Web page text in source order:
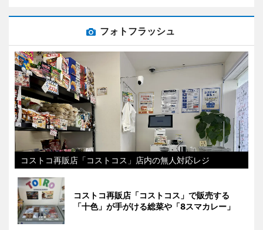
フォトフラッシュ
コストコ再販店「コストコス」店内の無人対応レジ
コストコ再販店「コストコス」で販売する
「十色」が手がける総菜や「8スマカレー」